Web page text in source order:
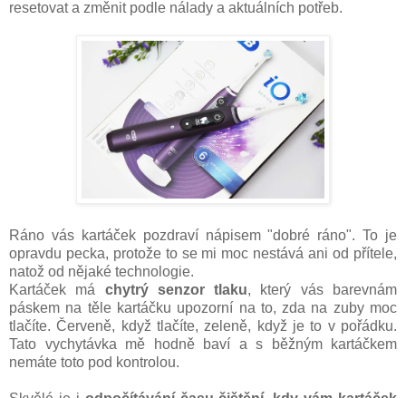
resetovat a změnit podle nálady a aktuálních potřeb.
Ráno vás kartáček pozdraví nápisem "dobré ráno". To je
opravdu pecka, protože to se mi moc nestává ani od přítele,
natož od nějaké technologie.
Kartáček má chytrý senzor tlaku, který vás barevnám
páskem na těle kartáčku upozorní na to, zda na zuby moc
tlačíte. Červeně, když tlačíte, zeleně, když je to v pořádku.
Tato vychytávka mě hodně baví a s běžným kartáčkem
nemáte toto pod kontrolou.